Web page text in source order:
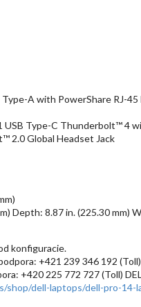
Type-A with PowerShare RJ-
USB Type-C Thunderbolt™ 4
2.0 Global Headset Jack
Depth: 8.87 in. (225.30 mm)
konfiguracie.
+421 239 346 192
+420 225 772 727 (Toll)
shop/dell-laptops/dell-pro-